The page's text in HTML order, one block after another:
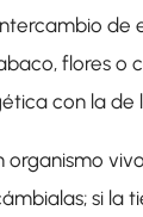
de
flores o
con la de
organismo
si la